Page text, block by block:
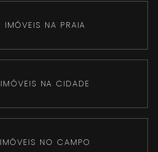
IMÓVEIS NA PRAIA
IMÓVEIS NA CIDADE
IMÓVEIS NO CAMPO